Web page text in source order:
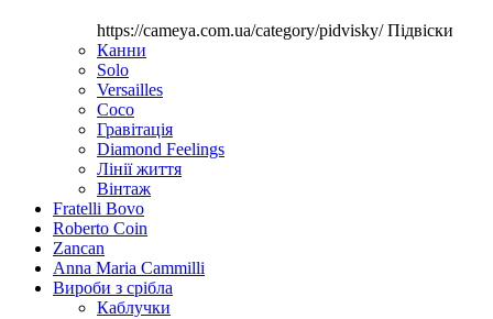
https://cameya.com.ua/category/pidvisky/Підвіски
Канни
Solo
Versailles
Coco
Гравітація
Diamond Feelings
Лінії життя
Вінтаж
Fratelli Bovo
Roberto Coin
Zancan
Anna Maria Cammilli
Вироби з срібла
Каблучки